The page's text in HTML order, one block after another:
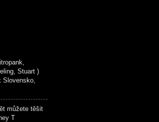
Stuart )
Slovensko,
můžete těšit
Honey T